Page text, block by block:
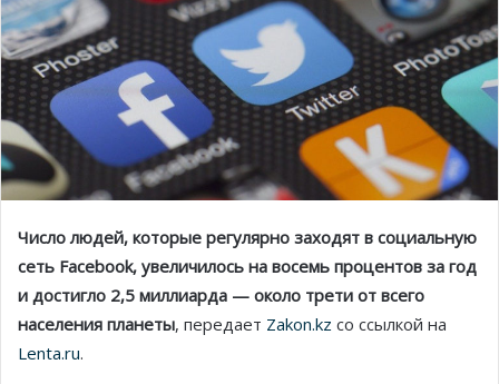
Число людей, которые регулярно заходят в социальную
сеть Facebook, увеличилось на восемь процентов за год
и достигло 2,5 миллиарда — около трети от всего
населения планеты, передает Zakon.kz со ссылкой на
Lenta.ru.